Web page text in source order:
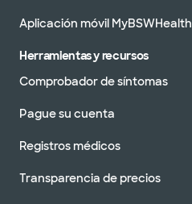
Aplicación móvil MyBSWHealth
Herramientas y recursos
Comprobador de síntomas
Pague su cuenta
Registros médicos
Transparencia de precios